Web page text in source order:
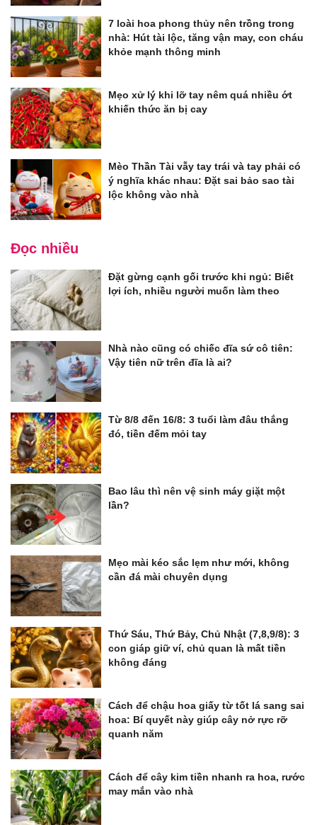
7 loài hoa phong thủy nên trồng trong
nhà: Hút tài lộc, tăng vận may, con cháu
khỏe mạnh thông minh
Mẹo xử lý khi lỡ tay nêm quá nhiều ớt
khiến thức ăn bị cay
Mèo Thần Tài vẫy tay trái và tay phải có
ý nghĩa khác nhau: Đặt sai bảo sao tài
lộc không vào nhà
Đọc nhiều
Đặt gừng cạnh gối trước khi ngủ: Biết
lợi ích, nhiều người muốn làm theo
Nhà nào cũng có chiếc đĩa sứ cô tiên:
Vậy tiên nữ trên đĩa là ai?
Từ 8/8 đến 16/8: 3 tuổi làm đâu thắng
đó, tiền đếm mỏi tay
Bao lâu thì nên vệ sinh máy giặt một
lần?
Mẹo mài kéo sắc lẹm như mới, không
cần đá mài chuyên dụng
Thứ Sáu, Thứ Bảy, Chủ Nhật (7,8,9/8): 3
con giáp giữ ví, chủ quan là mất tiền
không đáng
Cách để chậu hoa giấy từ tốt lá sang sai
hoa: Bí quyết này giúp cây nở rực rỡ
quanh năm
Cách để cây kim tiền nhanh ra hoa, rước
may mắn vào nhà